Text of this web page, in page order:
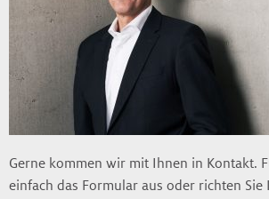
Gerne kommen wir mit Ihnen in Kontakt.
einfach das Formular aus oder richten Sie